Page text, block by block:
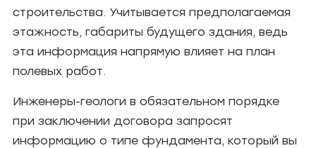
строительства. Учитывается предполагаемая
этажность, габариты будущего здания, ведь
эта информация напрямую влияет на план
полевых работ.
Инженеры-геологи в обязательном порядке
при заключении договора запросят
информацию о типе фундамента, который вы